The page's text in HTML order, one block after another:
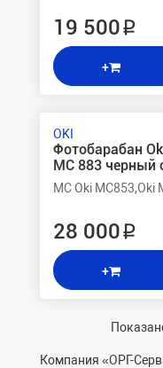
19 500 ₽
+
OKI
Фотобарабан
MC 883 черный
MC Oki MC853,Oki
28 000 ₽
+
Компания «ОРГ-